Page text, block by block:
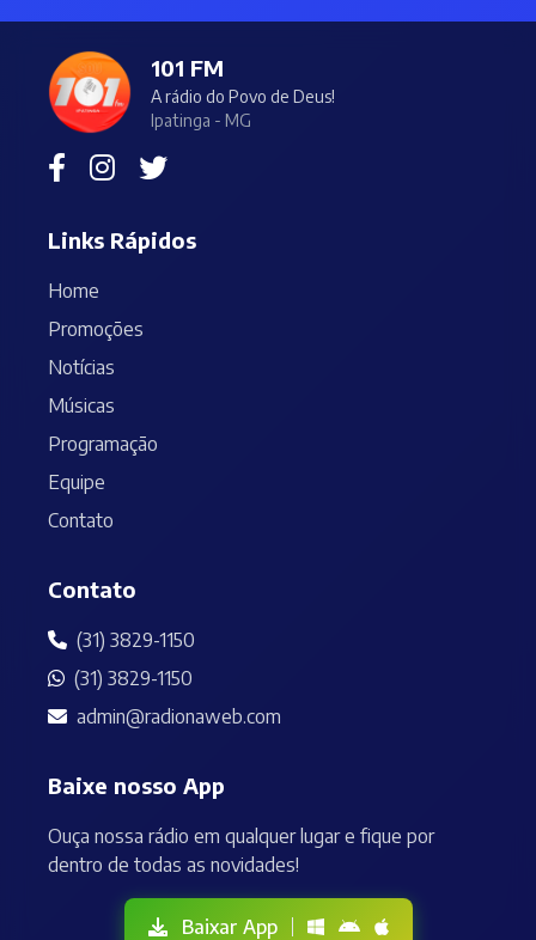
101 FM
A rádio do Povo de Deus!
Ipatinga - MG
Links Rápidos
Home
Promoções
Notícias
Músicas
Programação
Equipe
Contato
Contato
(31) 3829-1150
(31) 3829-1150
admin@radionaweb.com
Baixe nosso App
Ouça nossa rádio em qualquer lugar e fique por
dentro de todas as novidades!
Baixar App